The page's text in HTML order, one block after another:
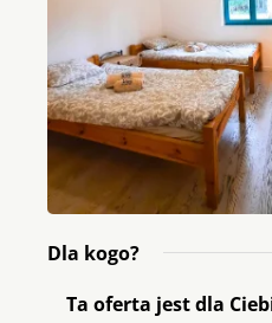
Dla kogo?
Ta oferta jest dla